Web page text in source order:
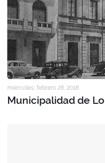
miércoles, febrero 28, 2018
Municipalidad de